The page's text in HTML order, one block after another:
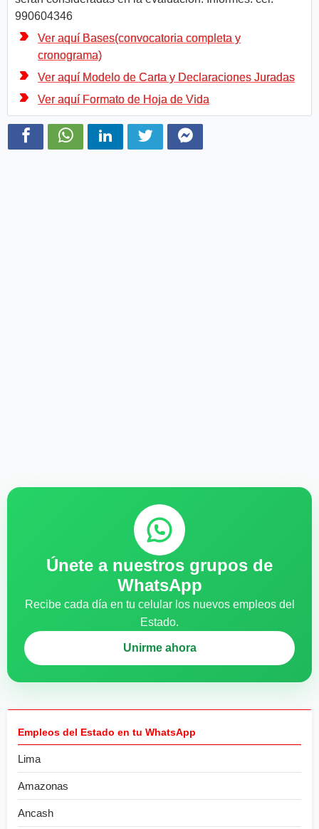
990604346
Ver aquí Bases(convocatoria completa y
cronograma)
Ver aquí Modelo de Carta y Declaraciones Juradas
Ver aquí Formato de Hoja de Vida
Únete a nuestros grupos de
WhatsApp
Recibe cada día en tu celular los nuevos empleos del
Estado.
Unirme ahora
Empleos del Estado en tu WhatsApp
Lima
Amazonas
Ancash